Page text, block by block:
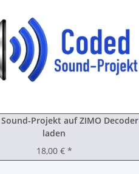
Sound-Projekt auf ZIMO Decoder
laden
18,00 € *